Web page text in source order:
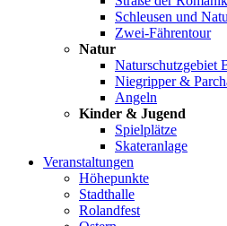
Schleusen und
Zwei-Fährentour
Natur
Naturschutzgebiet
Niegripper &
Angeln
Kinder & Jugend
Spielplätze
Skateranlage
Veranstaltungen
Höhepunkte
Stadthalle
Rolandfest